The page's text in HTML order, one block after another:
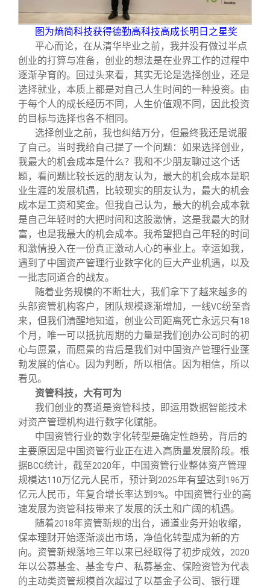
图为熵简科技获得德勤高科技高成长明日之星奖
平心而论，在从清华毕业之前，我并没有做过半点
创业的打算与准备，创业的想法是在业界工作的过程中
逐渐孕育的。回过头来看，其实无论是选择创业，还是
选择就业，本质上都是对自己人生时间的一种投资。由
于每个人的成长经历不同，人生价值观不同，因此投资
的目标与选择也各不相同。
选择创业之前，我也纠结万分，但最终我还是说服
了自己。当时我给自己提了一个问题：如果选择创业，
我最大的机会成本是什么？我和不少朋友聊过这个话
题，看问题比较长远的朋友认为，最大的机会成本是职
业生涯的发展机遇，比较现实的朋友认为，最大的机会
成本是工资和奖金。但我自己认为，最大的机会成本就
是自己年轻时的大把时间和这股激情，这是我最大的财
富，也是我最大的机会成本。我希望把自己年轻的时间
和激情投入在一份真正激动人心的事业上。幸运如我，
遇到了中国资产管理行业数字化的巨大产业机遇，以及
一批志同道合的战友。
随着业务规模的不断壮大，我们拿下了越来越多的
头部资管机构客户，团队规模逐渐增加，一线VC纷至沓
来，但我们清醒地知道，创业公司距离死亡永远只有18
个月，唯一可以抵抗周期的力量是我们创办公司时的初
心与愿景，而愿景的背后是我们对中国资产管理行业蓬
勃发展的信心。因为判断，所以相信。因为相信，所以
看见。
资管科技，大有可为
我们创业的赛道是资管科技，即运用数据智能技术
对资产管理机构进行数字化赋能。
中国资管行业的数字化转型是确定性趋势，背后的
主要原因是中国资管行业正在进入高质量发展阶段。根
据BCG统计，截至2020年，中国资管行业整体资产管理
规模达110万亿元人民币，预计到 2025年有望达到 196万
亿元人民币，年复合增长率达到 9%。中国资管行业的高
速发展为资管科技带来了发展的沃土和广阔的机遇。
随着2018年资管新规的出台，通道业务开始收缩，
保本理财开始逐渐淡出市场，净值化转型成为新的方
向。资管新规落地三年以来已经取得了初步成效，
2020
年以公募基金、基金专户、私募基金、保险资管为代表
的主动类资管规模首次超过了以基金子公司、银行理